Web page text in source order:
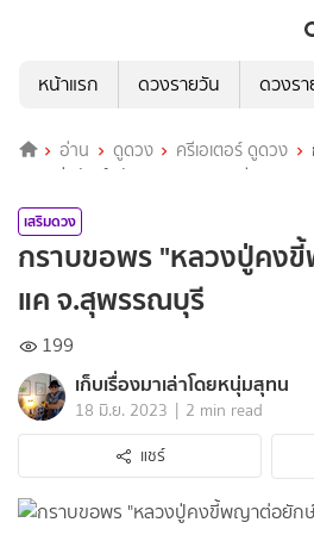
หน้าแรก
ดวงรายวัน ดวงร
อ่าน ดูดวง ครีเอเตอร์ ดูดวง
พญาต่อยักษ์" วัดแค จ.สุพรรณบุรี
เสริมดวง
กราบขอพร "หลวงปู่คง
แค จ.สุพรรณบุรี
199
เก็บเรื่องมาเล่าโดยหนุ่มสุทน
18 มิ.ย. 2023 | 2 min read
แชร์